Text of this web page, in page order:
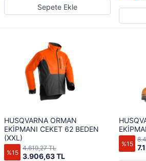
Sepete Ekle
HUSQVARNA ORMAN
EKİPMANI CEKET 62 BEDEN
(XXL)
%15 3.906,63 TL
4.619,27 TL
%15